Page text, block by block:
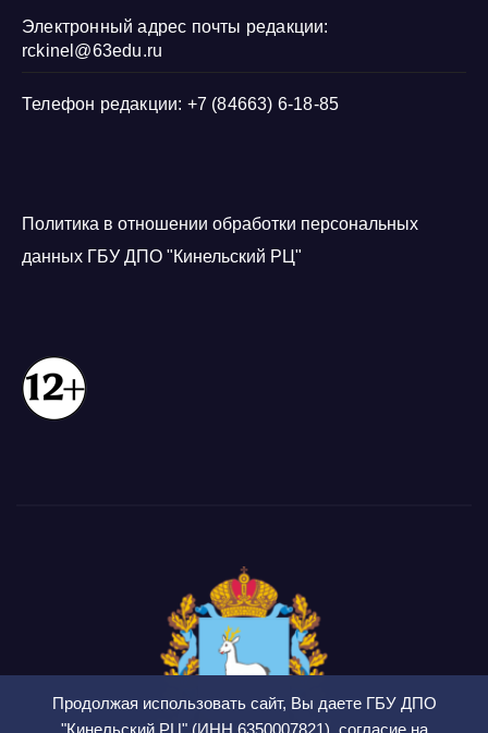
Продолжая использовать сайт, Вы даете ГБУ ДПО
Электронный адрес почты редакции:
rckinel@63edu.ru
Телефон редакции: +7 (84663) 6-18-85
Политика в отношении обработки персональных
данных ГБУ ДПО "Кинельский РЦ"